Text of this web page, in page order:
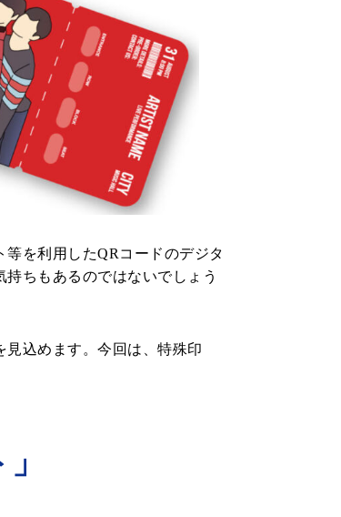
を利用したQRコードのデジタ
ちもあるのではないでしょう
込めます。今回は、特殊印